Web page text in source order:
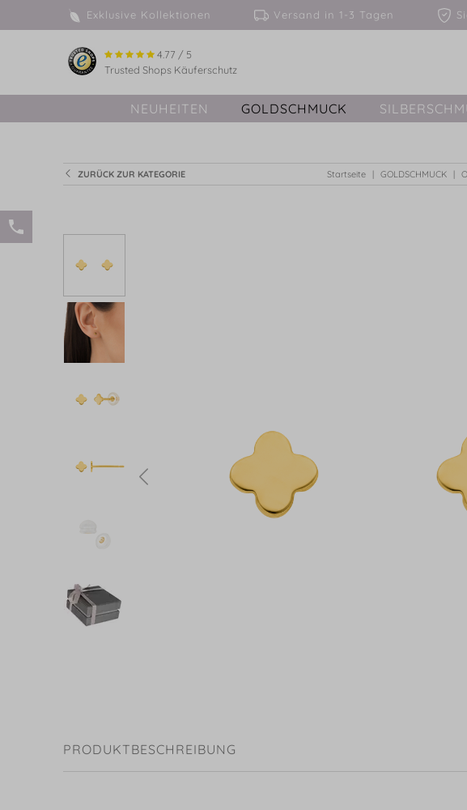
Exklusive Kollektionen Versand in 1-3 Tagen
4.77 / 5
Trusted Shops Käuferschutz
NEUHEITEN GOLDSCHMUCK
ZURÜCK ZUR KATEGORIE Startseite GOLDSCHMUCK
PRODUKTBESCHREIBUNG